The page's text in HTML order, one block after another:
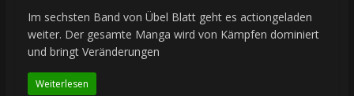
Im sechsten Band von Übel Blatt geht es actiongeladen
weiter. Der gesamte Manga wird von Kämpfen dominiert
und bringt Veränderungen
Weiterlesen